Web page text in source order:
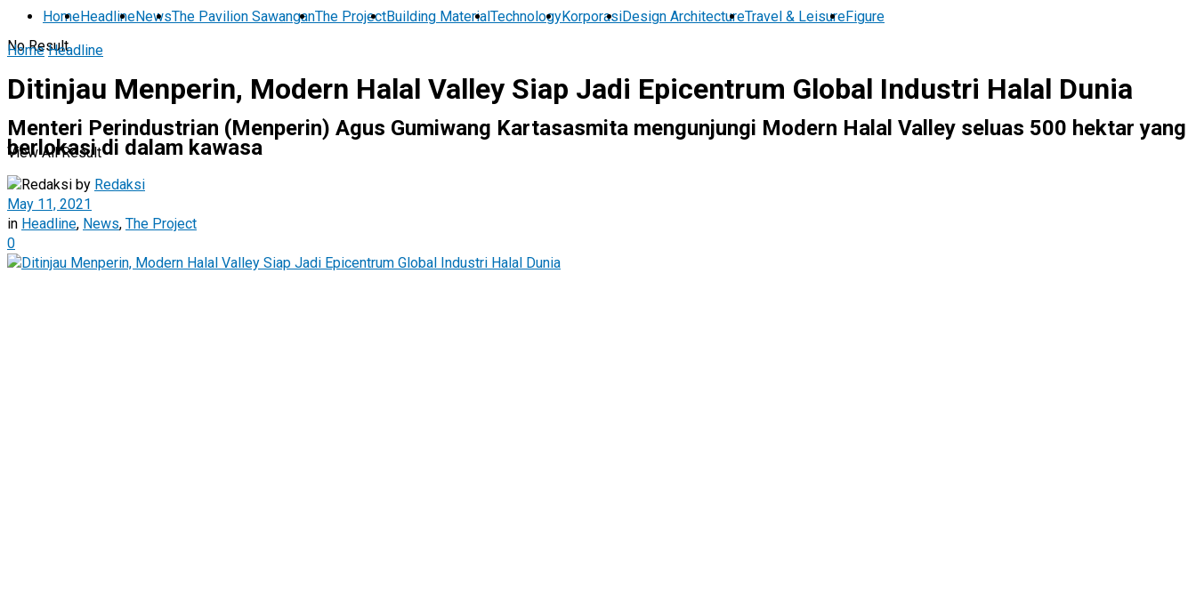
No Result
View All Result
HomeHeadlineNewsThe Pavilion SawanganThe ProjectBuilding MaterialTechnologyKorporasiDesign ArchitectureTravel & LeisureFigure
Home Headline
Ditinjau Menperin, Modern Halal Valley Siap Jadi Epicentrum Global Industri Halal Dunia
Menteri Perindustrian (Menperin) Agus Gumiwang Kartasasmita mengunjungi Modern Halal Valley seluas 500 hektar yang
berlokasi di dalam kawasa
by Redaksi
May 11, 2021
in Headline, News, The Project
0